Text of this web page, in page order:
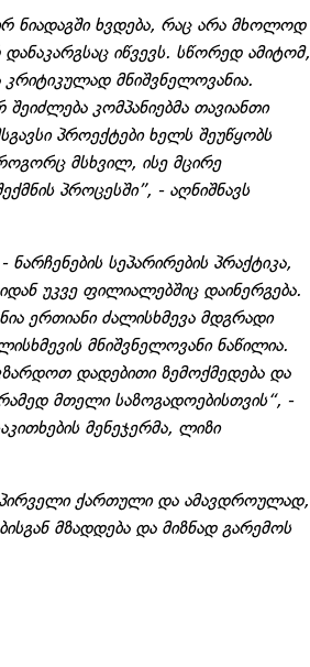
ნიადაგში ხვდება, რაც არა მხოლოდ
იწვევს. სწორედ ამიტომ,
მნიშვნელოვანია.
კომპანიებმა თავიანთი
პროექტები ხელს შეუწყობს
მსხვილ, ისე მცირე
პროცესში”, - აღნიშნავს
სეპარირების პრაქტიკა,
უკვე ფილიალებშიც დაინერგება.
ერთიანი ძალისხმევა მდგრადი
მნიშვნელოვანი ნაწილია.
დადებითი ზემოქმედება და
მთელი საზოგადოებისთვის“, -
მენეჯერმა, ლიზი
პირველი ქართული და ამავდროულად,
მზადდება და მიზნად გარემოს